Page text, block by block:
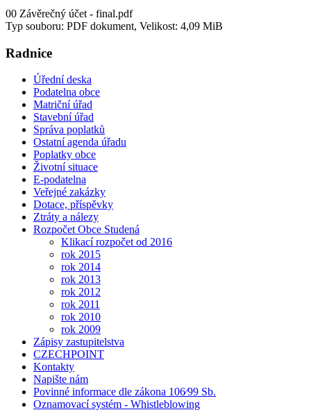
00 Závěrečný účet - final.pdf
Typ souboru: PDF dokument, Velikost: 4,09 MiB
Radnice
Úřední deska
Podatelna obce
Matriční úřad
Stavební úřad
Správa poplatků
Ostatní agenda úřadu
Poplatky obce
Životní situace
E-podatelna
Veřejné zakázky
Dotace, příspěvky
Ztráty a nálezy
Rozpočet Obce Studená
Klikací rozpočet od 2016
rok 2015
rok 2014
rok 2013
rok 2012
rok 2011
rok 2010
rok 2009
Zápisy zastupitelstva
CZECHPOINT
Kontakty
Napište nám
Povinné informace dle zákona 106⁄99 Sb.
Oznamovací systém - Whistleblowing